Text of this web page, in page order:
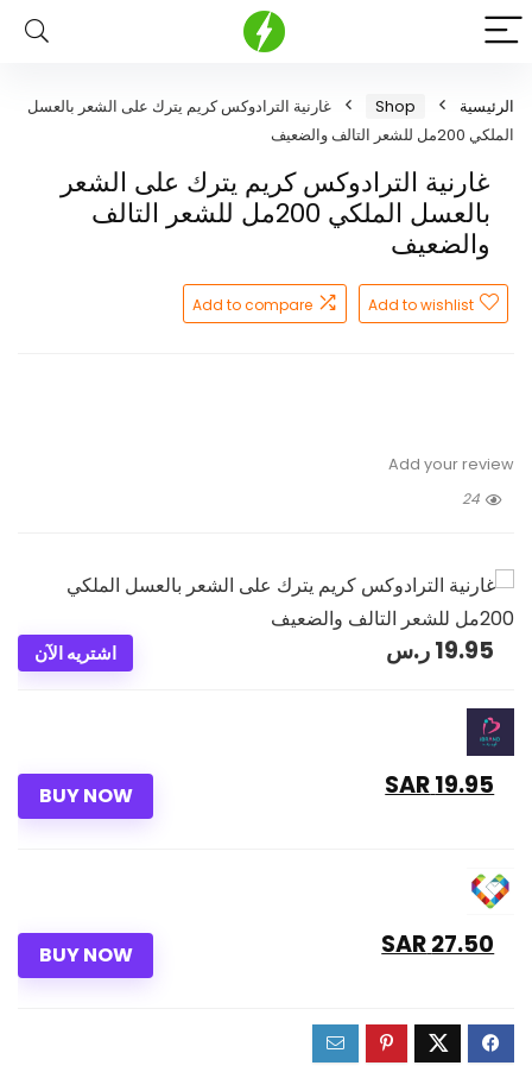
الرئيسية Shop
غارنية الترادوكس كريم يترك على الشعر بالعسل
الملكي 200مل للشعر التالف والضعيف
غارنية الترادوكس كريم يترك على الشعر
بالعسل الملكي 200مل للشعر التالف
والضعيف
Add to wishlist
Add to compare
Add your review
24
اشتريه الآن 19.95ر.س
BUY NOW 19.95 SAR
BUY NOW 27.50 SAR